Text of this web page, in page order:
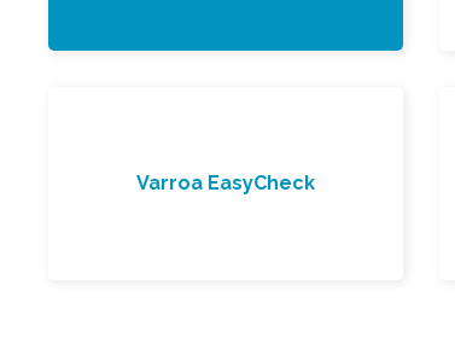
Varroa EasyCheck